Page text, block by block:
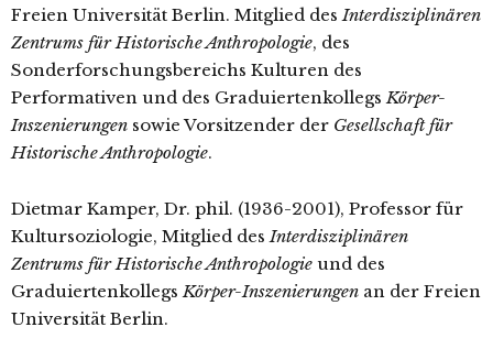
Freien Universität Berlin. Mitglied desInterdisziplinären
Zentrums für Historische Anthropologie, des
Sonderforschungsbereichs Kulturen des
Performativen und des GraduiertenkollegsKörper-
Inszenierungen sowie Vorsitzender der Gesellschaft für
Historische Anthropologie.
Dietmar Kamper, Dr. phil. (1936-2001), Professor für
Kultursoziologie, Mitglied desInterdisziplinären
Zentrums für Historische Anthropologie und des
GraduiertenkollegsKörper-Inszenierungen an der Freien
Universität Berlin.